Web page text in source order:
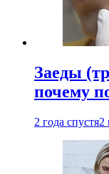
Заеды
почему
2 года спустя2